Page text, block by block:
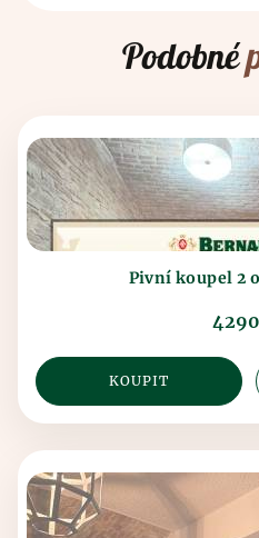
Podobné
Pivní koupel 2
KOUPIT